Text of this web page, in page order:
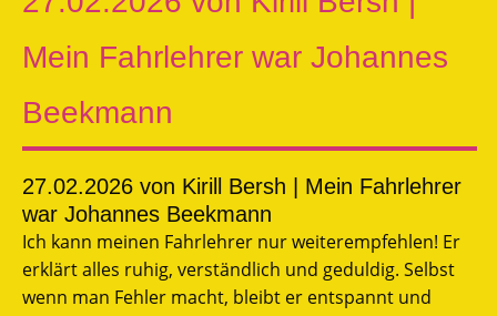
Mein Fahrlehrer war Johannes
Beekmann
27.02.2026 von Kirill Bersh | Mein Fahrlehrer
war Johannes Beekmann
Ich kann meinen Fahrlehrer nur weiterempfehlen! Er
erklärt alles ruhig, verständlich und geduldig. Selbst
wenn man Fehler macht, bleibt er entspannt und